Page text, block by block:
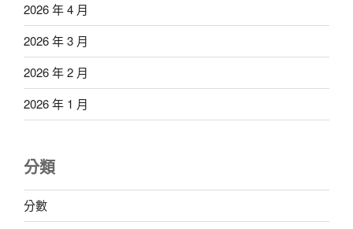
2026 年 4 月
2026 年 3 月
2026 年 2 月
2026 年 1 月
分類
分數